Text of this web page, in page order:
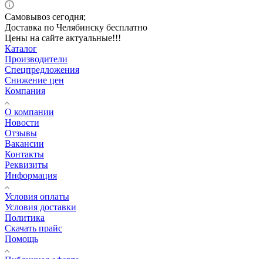
Самовывоз сегодня;
Доставка по Челябинску бесплатно
Цены на сайте актуальные!!!
Каталог
Производители
Спецпредложения
Снижение цен
Компания
О компании
Новости
Отзывы
Вакансии
Контакты
Реквизиты
Информация
Условия оплаты
Условия доставки
Политика
Скачать прайс
Помощь